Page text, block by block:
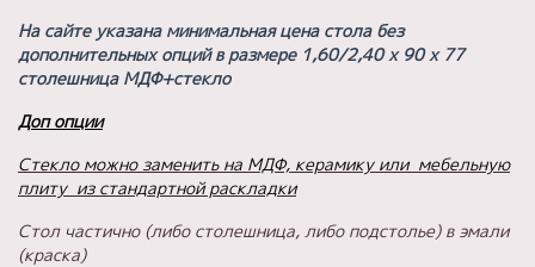
На сайте указана минимальная цена стола без
дополнительных опций в размере 1,60/2,40 х 90 х 77
столешница МДФ+стекло
Доп опции
Стекло можно заменить на МДФ, керамику или мебельную
плиту из стандартной раскладки
Стол частично (либо столешница, либо подстолье) в эмали
(краска)